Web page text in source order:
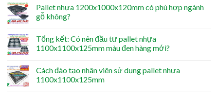
Pallet nhựa 1200x1000x120mm có phù hợp ngành
gỗ không?
Tổng kết: Có nên đầu tư pallet nhựa
1100x1100x125mm màu đen hàng mới?
Cách đào tạo nhân viên sử dụng pallet nhựa
1100x1100x125mm